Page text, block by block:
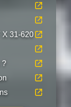
X 31-620
?